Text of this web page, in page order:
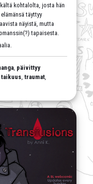
kohtalolta, josta hän
täyttyy
näyistä, mutta
tapaisesta.
, päivittyy
taikuus,traumat,